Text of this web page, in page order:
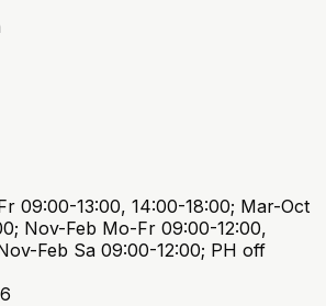
09:00-13:00, 14:00-18:00; Mar-Oct
Nov-Feb Mo-Fr 09:00-12:00,
Feb Sa 09:00-12:00; PH off